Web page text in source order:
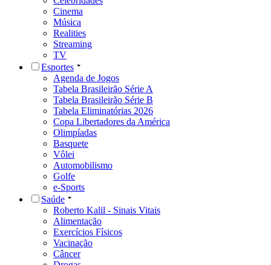
Cinema
Música
Realities
Streaming
TV
Esportes
Agenda de Jogos
Tabela Brasileirão Série A
Tabela Brasileirão Série B
Tabela Eliminatórias 2026
Copa Libertadores da América
Olimpíadas
Basquete
Vôlei
Automobilismo
Golfe
e-Sports
Saúde
Roberto Kalil - Sinais Vitais
Alimentação
Exercícios Físicos
Vacinação
Câncer